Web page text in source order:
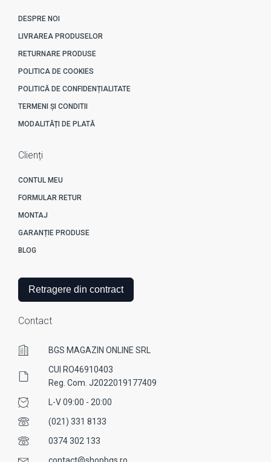
DESPRE NOI
LIVRAREA PRODUSELOR
RETURNARE PRODUSE
POLITICA DE COOKIES
POLITICĂ DE CONFIDENȚIALITATE
TERMENI ȘI CONDITII
MODALITĂȚI DE PLATĂ
Clienți
CONTUL MEU
FORMULAR RETUR
MONTAJ
GARANȚIE PRODUSE
BLOG
Retragere din contract
Contact
BGS MAGAZIN ONLINE SRL
CUI RO46910403
Reg. Com. J2022019177409
L-V 09:00 - 20:00
(021) 331 8133
0374 302 133